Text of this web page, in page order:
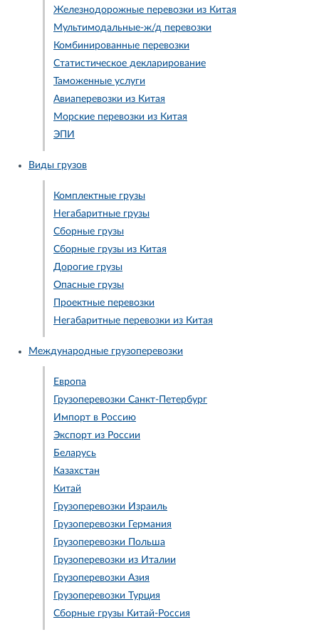
Железнодорожные перевозки из Китая
Мультимодальные-ж/д перевозки
Комбинированные перевозки
Статистическое декларирование
Таможенные услуги
Авиаперевозки из Китая
Морские перевозки из Китая
ЭПИ
Виды грузов
Комплектные грузы
Негабаритные грузы
Сборные грузы
Сборные грузы из Китая
Дорогие грузы
Опасные грузы
Проектные перевозки
Негабаритные перевозки из Китая
Международные грузоперевозки
Европа
Грузоперевозки Санкт-Петербург
Импорт в Россию
Экспорт из России
Беларусь
Казахстан
Китай
Грузоперевозки Израиль
Грузоперевозки Германия
Грузоперевозки Польша
Грузоперевозки из Италии
Грузоперевозки Азия
Грузоперевозки Турция
Сборные грузы Китай-Россия